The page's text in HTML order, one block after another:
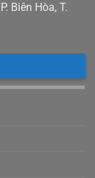
Biên Hòa, T.